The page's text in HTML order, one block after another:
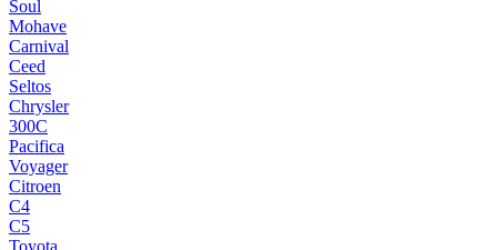
Soul
Mohave
Carnival
Ceed
Seltos
Chrysler
300C
Pacifica
Voyager
Citroen
C4
C5
Toyota